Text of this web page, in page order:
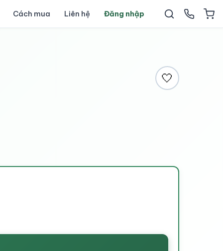
Cách mua Liên hệ Đăng nhập
🤍